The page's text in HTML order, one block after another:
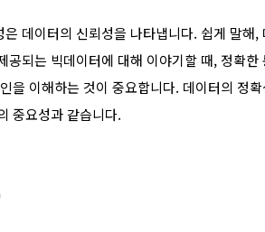
은 데이터의 신뢰성을 나타냅니다. 쉽게 말
공되는 빅데이터에 대해 이야기할 때, 정확
을 이해하는 것이 중요합니다. 데이터의 정
중요성과 같습니다.